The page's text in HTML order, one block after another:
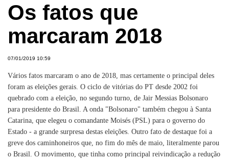
Os fatos que
marcaram 2018
07/01/2019 10:59
Vários fatos marcaram o ano de 2018, mas certamente o principal deles
foram as eleições gerais. O ciclo de vitórias do PT desde 2002 foi
quebrado com a eleição, no segundo turno, de Jair Messias Bolsonaro
para presidente do Brasil. A onda "Bolsonaro" também chegou à Santa
Catarina, que elegeu o comandante Moisés (PSL) para o governo do
Estado - a grande surpresa destas eleições. Outro fato de destaque foi a
greve dos caminhoneiros que, no fim do mês de maio, literalmente parou
o Brasil. O movimento, que tinha como principal reivindicação a redução